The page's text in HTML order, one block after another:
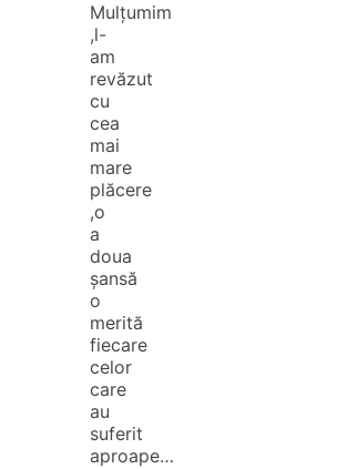
Mulțumim
,l-
am
revăzut
cu
cea
mai
mare
plăcere
,o
a
doua
șansă
o
merită
fiecare
celor
care
au
suferit
aproape…